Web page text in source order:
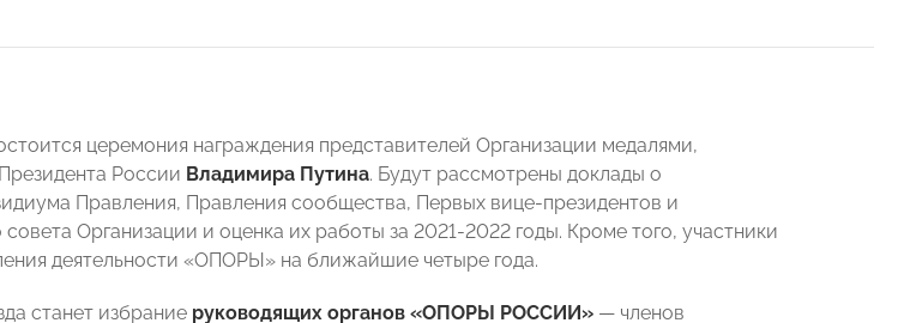
церемония награждения представителей Организации медалями,
России Владимира Путина. Будут рассмотрены доклады о
Правления, Правления сообщества, Первых вице-президентов и
Организации и оценка их работы за 2021-2022 годы. Кроме того, участники
деятельности «ОПОРЫ» на ближайшие четыре года.
станет избрание руководящих органов «ОПОРЫ РОССИИ» — членов